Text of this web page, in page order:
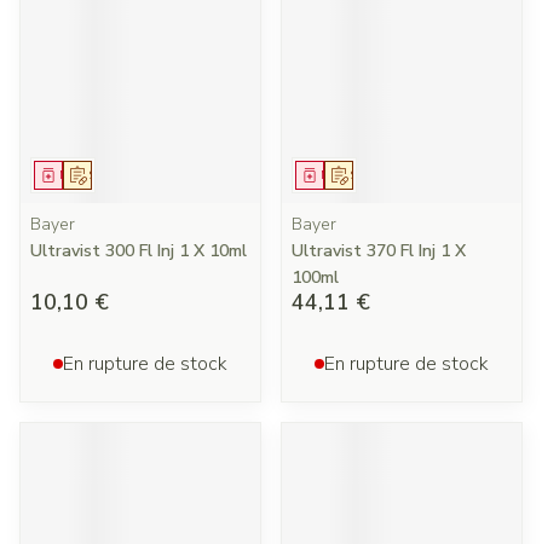
Sur prescription
Médicament
Bayer
Ultravist 300 Fl Inj 1 X 10ml
10,10 €
En rupture de stock
Sur prescription
Médicament
Bayer
Ultravist 370 Fl Inj 1 X
100ml
44,11 €
En rupture de stock